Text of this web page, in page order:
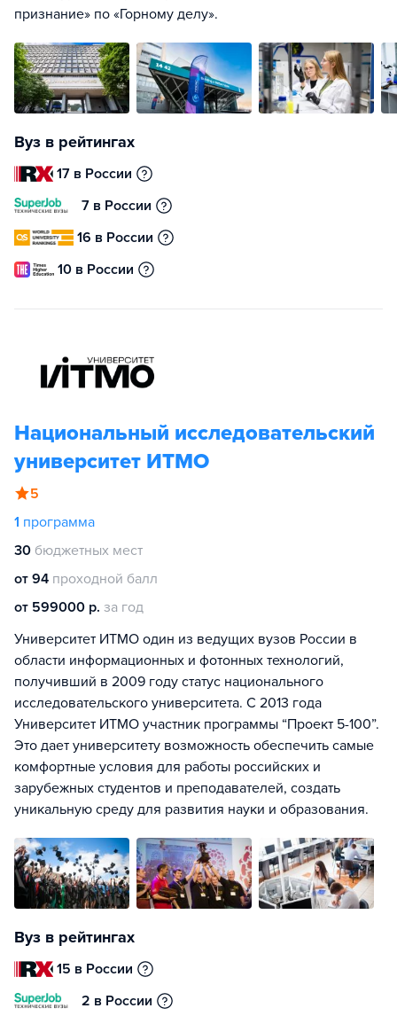
признание» по «Горному делу».
Вуз в рейтингах
17 в России
7 в России
16 в России
10 в России
Национальный исследовательский
университет ИТМО
5
1 программа
30 бюджетных мест
от 94 проходной балл
от 599000 р. за год
Университет ИТМО один из ведущих вузов России в
области информационных и фотонных технологий,
получивший в 2009 году статус национального
исследовательского университета. С 2013 года
Университет ИТМО участник программы “Проект 5-100”.
Это дает университету возможность обеспечить самые
комфортные условия для работы российских и
зарубежных студентов и преподавателей, создать
уникальную среду для развития науки и образования.
Вуз в рейтингах
15 в России
2 в России